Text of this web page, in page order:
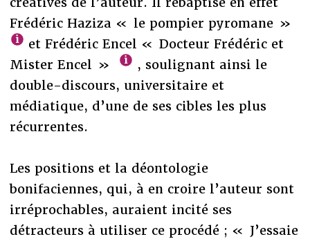
Frédéric Haziza « le pompier pyromane »
et Frédéric Encel « Docteur Frédéric et
Mister Encel »
, soulignant ainsi le
double-discours, universitaire et
médiatique, d’une de ses cibles les plus
récurrentes.
Les positions et la déontologie
bonifaciennes, qui, à en croire l’auteur sont
irréprochables, auraient incité ses
détracteurs à utiliser ce procédé ; « J’essaie